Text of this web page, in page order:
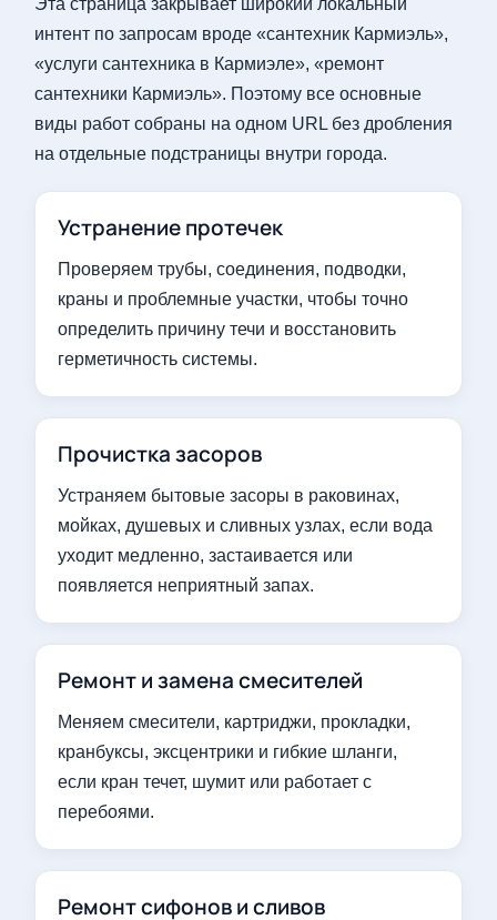
Эта страница закрывает широкий локальный
интент по запросам вроде «сантехник Кармиэль»,
«услуги сантехника в Кармиэле», «ремонт
сантехники Кармиэль». Поэтому все основные
виды работ собраны на одном URL без дробления
на отдельные подстраницы внутри города.
Устранение протечек
Проверяем трубы, соединения, подводки,
краны и проблемные участки, чтобы точно
определить причину течи и восстановить
герметичность системы.
Прочистка засоров
Устраняем бытовые засоры в раковинах,
мойках, душевых и сливных узлах, если вода
уходит медленно, застаивается или
появляется неприятный запах.
Ремонт и замена смесителей
Меняем смесители, картриджи, прокладки,
кранбуксы, эксцентрики и гибкие шланги,
если кран течет, шумит или работает с
перебоями.
Ремонт сифонов и сливов